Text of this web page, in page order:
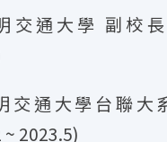
交通大學 副校長
交通大學台聯大
2023.5)